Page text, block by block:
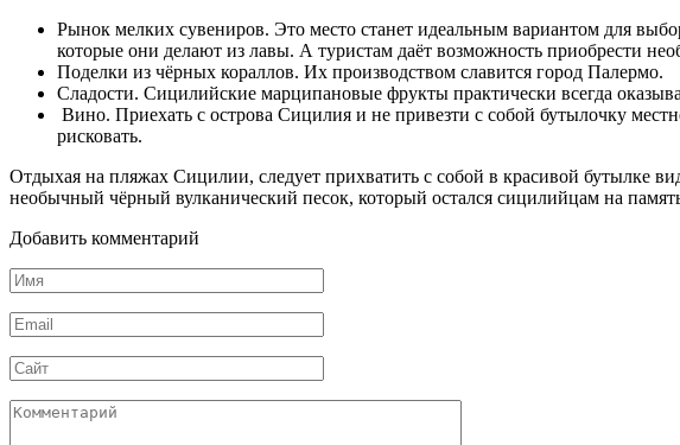
Рынок мелких сувениров. Это место станет идеальным вариантом для
которые они делают из лавы. А туристам даёт возможность приобрести
Поделки из чёрных кораллов. Их производством славится город Палермо.
Сладости. Сицилийские марципановые фрукты практически всегда
Вино. Приехать с острова Сицилия и не привезти с собой бутылочку
рисковать.
Отдыхая на пляжах Сицилии, следует прихватить с собой в красивой бутылке
необычный чёрный вулканический песок, который остался сицилийцам на
Добавить комментарий
Имя
*
Email
*
Сайт
Комментарий